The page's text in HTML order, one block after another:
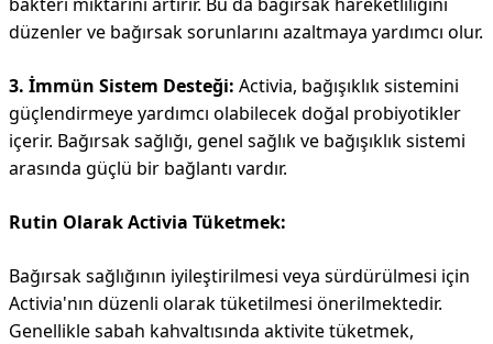
düzenler ve bağırsak sorunlarını azaltmaya yardımcı olur.
3. İmmün Sistem Desteği: Activia, bağışıklık sistemini
güçlendirmeye yardımcı olabilecek doğal probiyotikler
içerir. Bağırsak sağlığı, genel sağlık ve bağışıklık sistemi
arasında güçlü bir bağlantı vardır.
Rutin Olarak Activia Tüketmek:
Bağırsak sağlığının iyileştirilmesi veya sürdürülmesi için
Activia'nın düzenli olarak tüketilmesi önerilmektedir.
Genellikle sabah kahvaltısında aktivite tüketmek,